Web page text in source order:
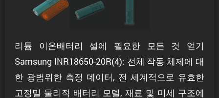
리튬 이온배터리 셀에 필요한 모든 것 얻기
Samsung INR18650-20R(4): 전체 작동 체제에 대
한 광범위한 측정 데이터, 전 세계적으로 유효한
고정밀 물리적 배터리 모델, 재료 및 미세 구조에